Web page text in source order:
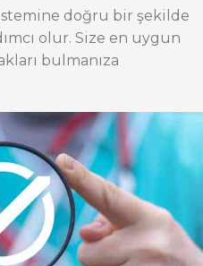
doğru bir şekilde
olur. Size en uygun
bulmanıza